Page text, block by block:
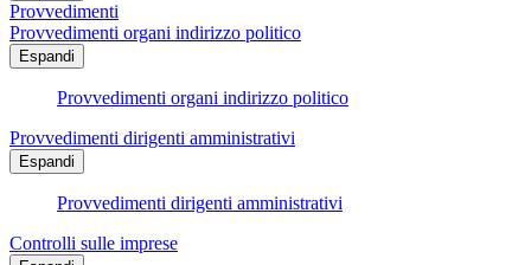
Provvedimenti
Provvedimenti organi indirizzo politico
Espandi
Provvedimenti organi indirizzo politico
Provvedimenti dirigenti amministrativi
Espandi
Provvedimenti dirigenti amministrativi
Controlli sulle imprese